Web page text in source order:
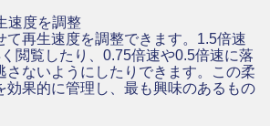
速度を調整
て再生速度を調整できます。1.5倍速
閲覧したり、0.75倍速や0.5倍速に落
さないようにしたりできます。この柔
効果的に管理し、最も興味のあるもの